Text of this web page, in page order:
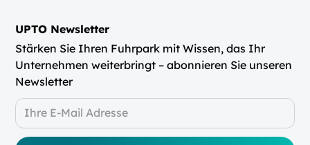
UPTO Newsletter
Stärken Sie Ihren Fuhrpark mit Wissen, das Ihr
Unternehmen weiterbringt – abonnieren Sie unseren
Newsletter